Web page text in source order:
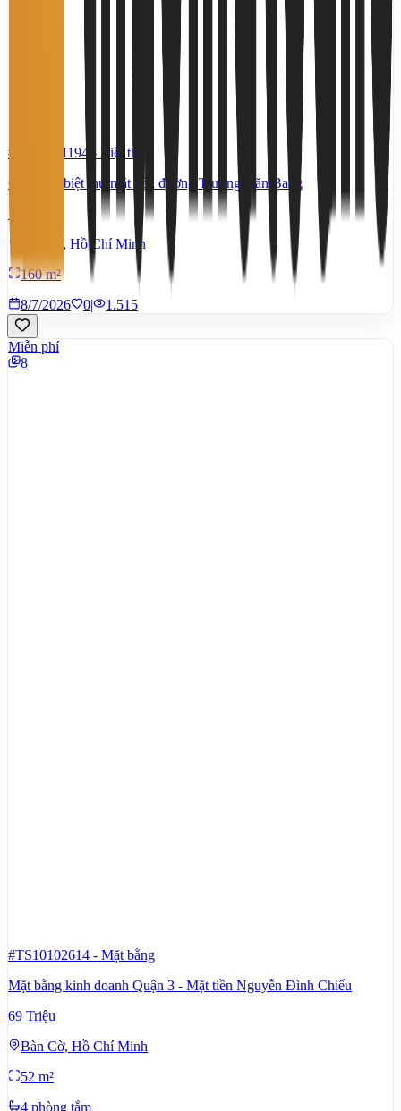
#TS61281194 - Biệt thự
Cho thuê biệt thự mặt tiền đường Trương Văn Bang
131 Triệu
Cát Lái, Hồ Chí Minh
160 m²
8/7/2026
0| 1.515
Miễn phí
8
#TS10102614 - Mặt bằng
Mặt bằng kinh doanh Quận 3 - Mặt tiền Nguyễn Đình Chiểu
69 Triệu
Bàn Cờ, Hồ Chí Minh
52 m²
4 phòng tắm